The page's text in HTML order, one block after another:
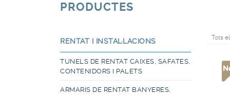
PRODUCTES
RENTAT I INSTAL·LACIONS
TUNELS DE RENTAT CAIXES, SAFATES,
CONTENIDORS I PALETS
ARMARIS DE RENTAT BANYERES,
Tots